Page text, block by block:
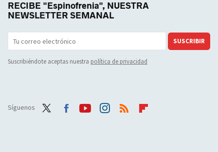
RECIBE "Espinofrenia", NUESTRA
NEWSLETTER SEMANAL
SUSCRIBIR
Suscribiéndote aceptas nuestra política de privacidad
Síguenos